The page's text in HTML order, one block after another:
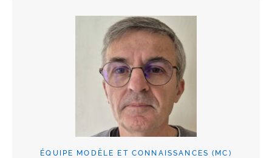
ÉQUIPE MODÈLE ET CONNAISSANCES (MC)